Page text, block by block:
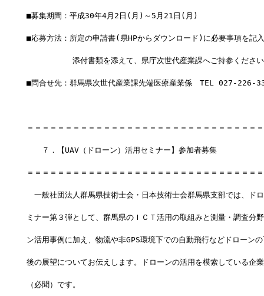
■募集期間：平成30年4月2日(月)～5月21日(月)
■応募方法：所定の申請書(県HPからダウンロード)に必要事項を記
添付書類を添えて、県庁次世代産業課へご持参ください
■問合せ先：群馬県次世代産業課先端医療産業係　TEL 027-226-
＝＝＝＝＝＝＝＝＝＝＝＝＝＝＝＝＝＝＝＝＝＝＝＝＝＝＝＝＝＝
７．【UAV（ドローン）活用セミナー】参加者募集
＝＝＝＝＝＝＝＝＝＝＝＝＝＝＝＝＝＝＝＝＝＝＝＝＝＝＝＝＝＝
一般社団法人群馬県技術士会・日本技術士会群馬県支部では、ド
ミナー第３弾として、群馬県のＩＣＴ活用の取組みと測量・調査分
ン活用事例に加え、物流や非GPS環境下での自動飛行などドローン
後の展望についてお伝えします。ドローンの活用を模索している企
（必聞）です。